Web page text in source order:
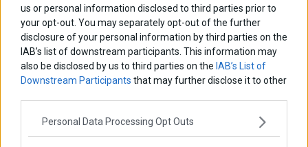
us or personal information disclosed to third parties prior to
your opt-out. You may separately opt-out of the further
disclosure of your personal information by third parties on the
IAB’s list of downstream participants. This information may
also be disclosed by us to third parties on the IAB’s List of
Downstream Participants that may further disclose it to other
Personal Data Processing Opt Outs
Οι «τιμωροί» των ομολόγων επέστρεψαν